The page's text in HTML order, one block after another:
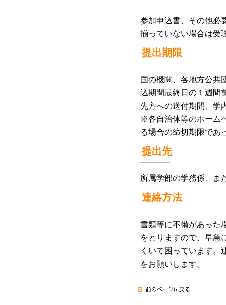
参加申込書、その他必
揃っていない場合は受
提出期限
国の機関、各地方公共
込期間最終日の１週間
先方への送付期間、学
※各自治体等のホーム
る場合の締切期限であ
提出先
所属学部の学務係、ま
連絡方法
書類等に不備があった
をとりますので、早急
くいて困っています。
をお願いします。